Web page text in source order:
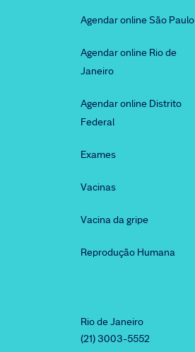
Agendar online São Paulo
Agendar online Rio de
Janeiro
Agendar online Distrito
Federal
Exames
Vacinas
Vacina da gripe
Reprodução Humana
Rio de Janeiro
(21) 3003-5552